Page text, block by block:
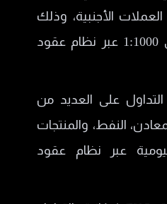
الأجنبية، وذلك
برافعة مالية تصل إلى 1:1000 عبر نظام عقود
على العديد من
النفط، والمنتجات
عبر نظام عقود